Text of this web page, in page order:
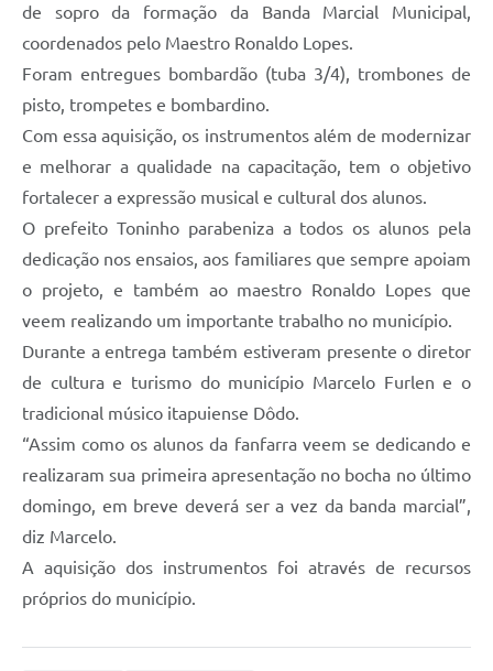
de sopro da formação da Banda Marcial Municipal,
coordenados pelo Maestro Ronaldo Lopes.
Foram entregues bombardão (tuba 3/4), trombones de
pisto, trompetes e bombardino.
Com essa aquisição, os instrumentos além de modernizar
e melhorar a qualidade na capacitação, tem o objetivo
fortalecer a expressão musical e cultural dos alunos.
O prefeito Toninho parabeniza a todos os alunos pela
dedicação nos ensaios, aos familiares que sempre apoiam
o projeto, e também ao maestro Ronaldo Lopes que
veem realizando um importante trabalho no município.
Durante a entrega também estiveram presente o diretor
de cultura e turismo do município Marcelo Furlen e o
tradicional músico itapuiense Dôdo.
“Assim como os alunos da fanfarra veem se dedicando e
realizaram sua primeira apresentação no bocha no último
domingo, em breve deverá ser a vez da banda marcial”,
diz Marcelo.
A aquisição dos instrumentos foi através de recursos
próprios do município.